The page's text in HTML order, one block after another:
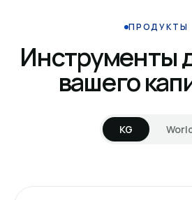
ПРОДУКТЫ
Инструменты
вашего
KG